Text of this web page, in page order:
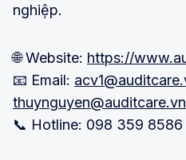
nghiệp.
🌐 Website: https://
📧 Email:
thuynguyen@auditcare.vn
📞 Hotline: 098 359 8586